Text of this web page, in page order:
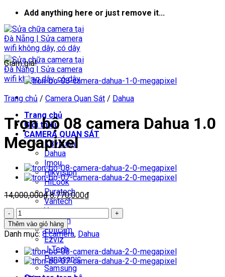
Skip
to
content
Add anything here or just remove it...
Trang chủ
Giới thiệu
CAMERA QUAN SÁT
KBvision
Dahua
Imou
Hikvision
HiLook
Puratech
Vantech
Yoosee
Huviron
Ebitcam
Ezviz
J-Tech
Panasonic
Samsung
Giảm giá!
Trang chủ / Camera Quan Sát / Dahua
Trọn bộ 08 camera Dahua 1.0
Megapixel
14,000,000₫Giá
gốc
14,000,000₫.
8,770,000₫Giá
8,770,000₫.
Trọn
bộ
08
camera
Dahua
1.0
Megapixel
Thêm vào giỏ hàng
Danh mục: 8 camera, Dahua